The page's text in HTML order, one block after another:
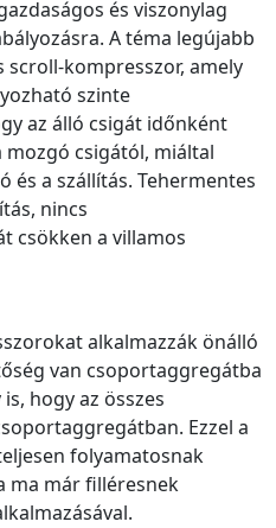
és viszonylag
A téma legújabb
scroll-kompresszor, amely
szinte
az álló csigát időnként
csigától, miáltal
és a szállítás. Tehermentes
nincs
csökken a villamos
alkalmazzák önálló
van csoportaggregátba
hogy az összes
Ezzel a
folyamatosnak
ma már filléresnek